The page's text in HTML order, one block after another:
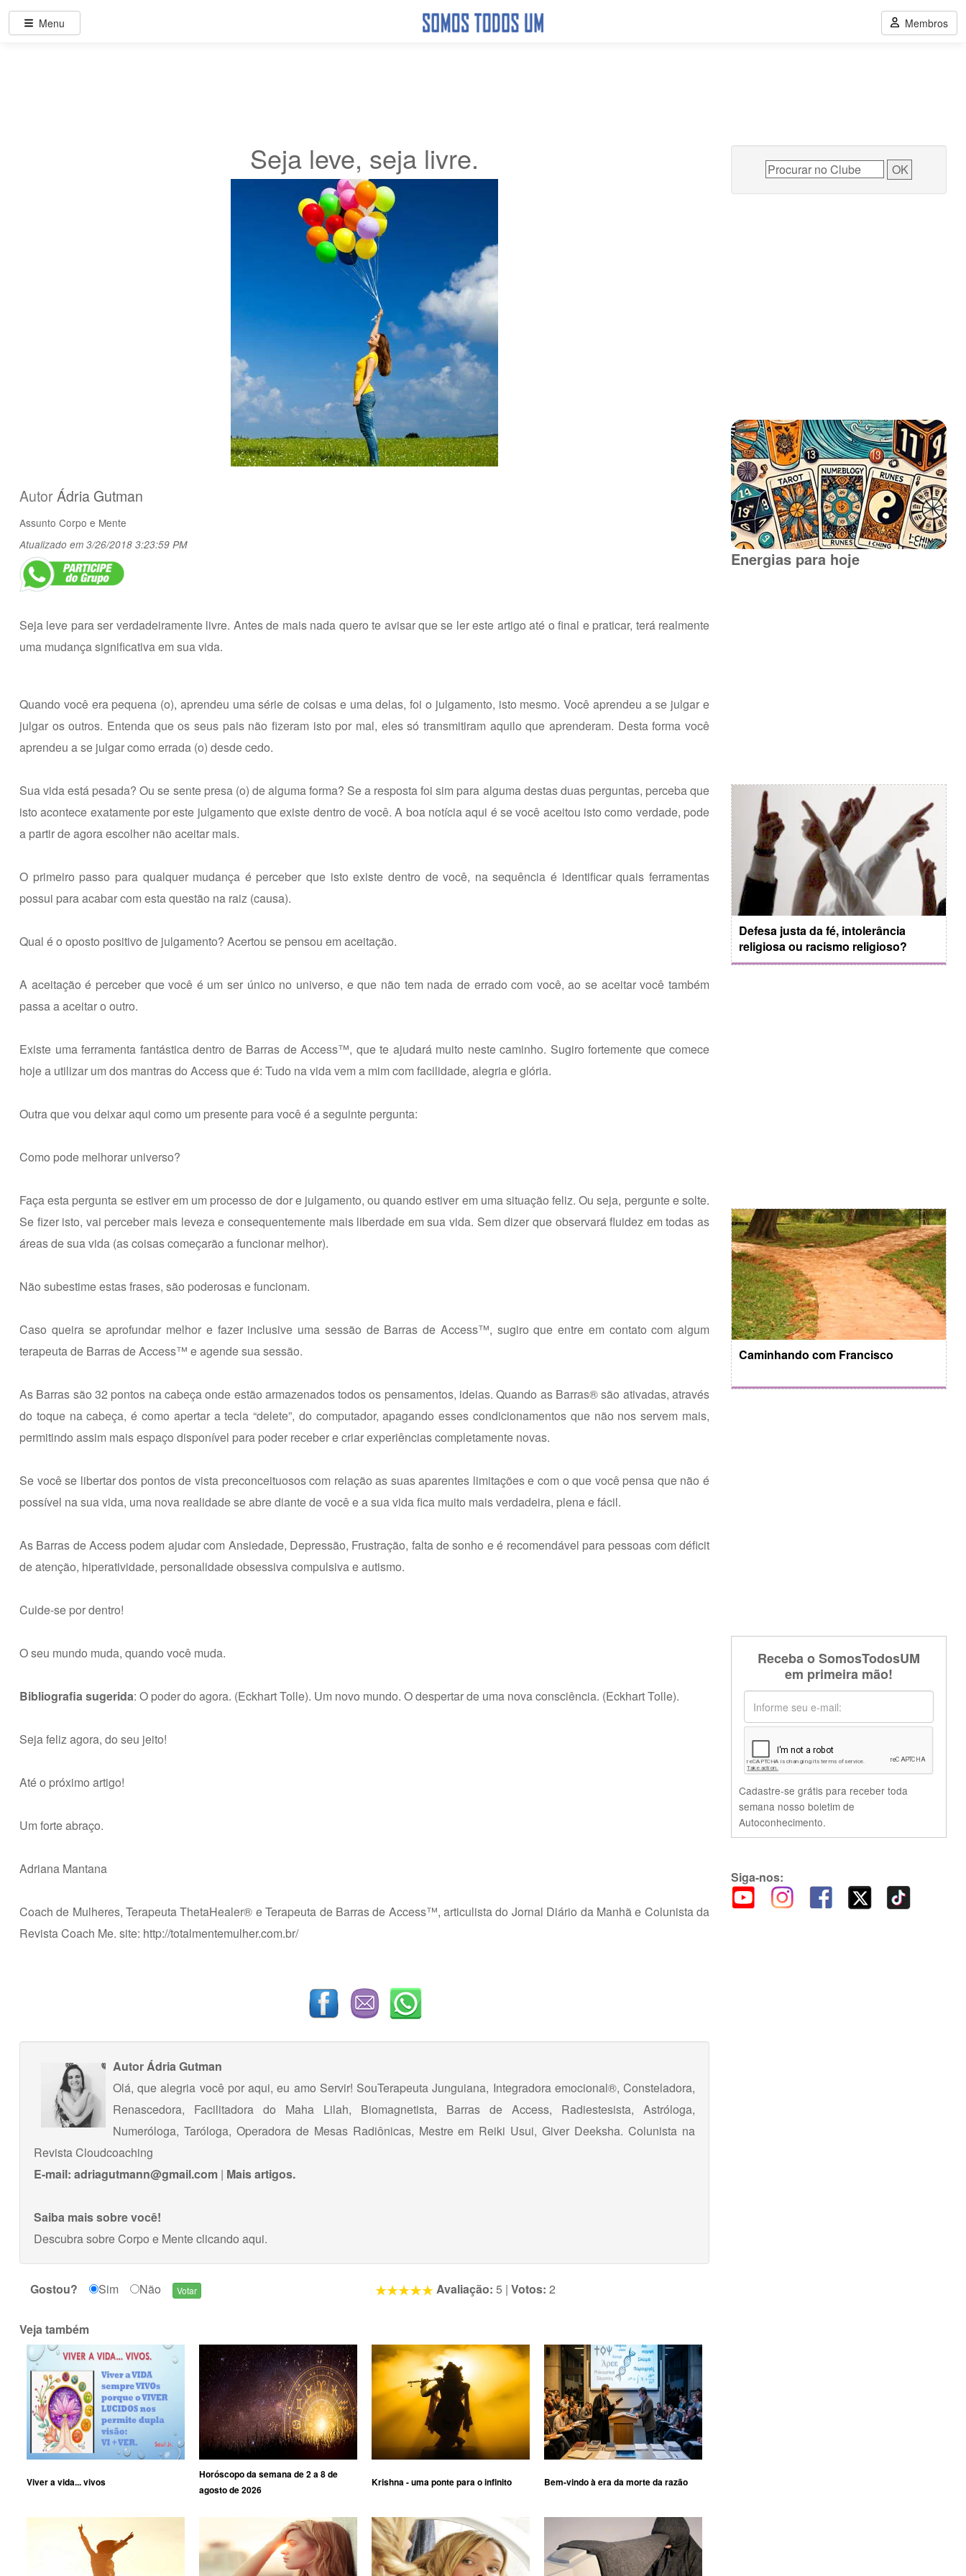
Seja leve, seja livre.
AutorÁdria Gutman
Assunto Corpo e Mente
Atualizado em 3/26/2018 3:23:59 PM
Seja leve para ser verdadeiramente livre. Antes de mais nada quero te avisar que se ler este artigo até o final e praticar, terá realmente
uma mudança significativa em sua vida.
Quando você era pequena (o), aprendeu uma série de coisas e uma delas, foi o julgamento, isto mesmo. Você aprendeu a se julgar e
julgar os outros. Entenda que os seus pais não fizeram isto por mal, eles só transmitiram aquilo que aprenderam. Desta forma você
aprendeu a se julgar como errada (o) desde cedo.
Sua vida está pesada? Ou se sente presa (o) de alguma forma? Se a resposta foi sim para alguma destas duas perguntas, perceba que
isto acontece exatamente por este julgamento que existe dentro de você. A boa notícia aqui é se você aceitou isto como verdade, pode
a partir de agora escolher não aceitar mais.
O primeiro passo para qualquer mudança é perceber que isto existe dentro de você, na sequência é identificar quais ferramentas
possui para acabar com esta questão na raiz (causa).
Qual é o oposto positivo de julgamento? Acertou se pensou em aceitação.
A aceitação é perceber que você é um ser único no universo, e que não tem nada de errado com você, ao se aceitar você também
passa a aceitar o outro.
Existe uma ferramenta fantástica dentro de Barras de Access™, que te ajudará muito neste caminho. Sugiro fortemente que comece
hoje a utilizar um dos mantras do Access que é: Tudo na vida vem a mim com facilidade, alegria e glória.
Outra que vou deixar aqui como um presente para você é a seguinte pergunta:
Como pode melhorar universo?
Faça esta pergunta se estiver em um processo de dor e julgamento, ou quando estiver em uma situação feliz. Ou seja, pergunte e solte.
Se fizer isto, vai perceber mais leveza e consequentemente mais liberdade em sua vida. Sem dizer que observará fluidez em todas as
áreas de sua vida (as coisas começarão a funcionar melhor).
Não subestime estas frases, são poderosas e funcionam.
Caso queira se aprofundar melhor e fazer inclusive uma sessão de Barras de Access™, sugiro que entre em contato com algum
terapeuta de Barras de Access™ e agende sua sessão.
As Barras são 32 pontos na cabeça onde estão armazenados todos os pensamentos, ideias. Quando as Barras® são ativadas, através
do toque na cabeça, é como apertar a tecla “delete”, do computador, apagando esses condicionamentos que não nos servem mais,
permitindo assim mais espaço disponível para poder receber e criar experiências completamente novas.
Se você se libertar dos pontos de vista preconceituosos com relação as suas aparentes limitações e com o que você pensa que não é
possível na sua vida, uma nova realidade se abre diante de você e a sua vida fica muito mais verdadeira, plena e fácil.
As Barras de Access podem ajudar com Ansiedade, Depressão, Frustração, falta de sonho e é recomendável para pessoas com déficit
de atenção, hiperatividade, personalidade obsessiva compulsiva e autismo.
Cuide-se por dentro!
O seu mundo muda, quando você muda.
Bibliografia sugerida: O poder do agora. (Eckhart Tolle). Um novo mundo. O despertar de uma nova consciência. (Eckhart Tolle).
Seja feliz agora, do seu jeito!
Até o próximo artigo!
Um forte abraço.
Adriana Mantana
Coach de Mulheres, Terapeuta ThetaHealer® e Terapeuta de Barras de Access™, articulista do Jornal Diário da Manhã e Colunista da
Revista Coach Me. site: http://totalmentemulher.com.br/
AutorÁdria Gutman
Olá, que alegria você por aqui, eu amo Servir! SouTerapeuta Junguiana, Integradora emocional®, Consteladora,
Renascedora, Facilitadora do Maha Lilah, Biomagnetista, Barras de Access, Radiestesista, Astróloga,
Numeróloga, Taróloga, Operadora de Mesas Radiônicas, Mestre em Reiki Usui, Giver Deeksha. Colunista na
Revista Cloudcoaching
E-mail: adriagutmann@gmail.com | Mais artigos.
Saiba mais sobre você!
Descubra sobre Corpo e Menteclicando aqui.
Gostou? Sim Não Avaliação: 5 | Votos: 2
Veja também
Viver a vida... vivos
Horóscopo da semana de 2 a 8 de
agosto de 2026
Krishna - uma ponte para o infinito Bem-vindo à era da morte da razão
Energias para hoje
Defesa justa da fé, intolerância
religiosa ou racismo religioso?
Caminhando com Francisco
Receba o SomosTodosUM
em primeira mão!
Cadastre-se grátis para receber toda
semana nosso boletim de
Autoconhecimento.
Siga-nos:
Menu Membros